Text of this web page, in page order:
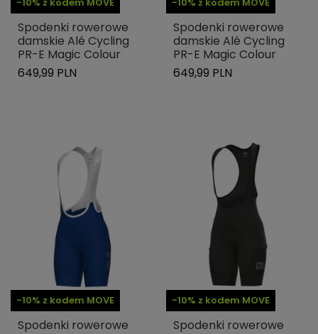
Spodenki rowerowe
damskie Alé Cycling
PR-E Magic Colour
649,99 PLN
Spodenki rowerowe
damskie Alé Cycling
PR-E Magic Colour
649,99 PLN
-10% z kodem MOVE
Spodenki rowerowe
-10% z kodem MOVE
Spodenki rowerowe